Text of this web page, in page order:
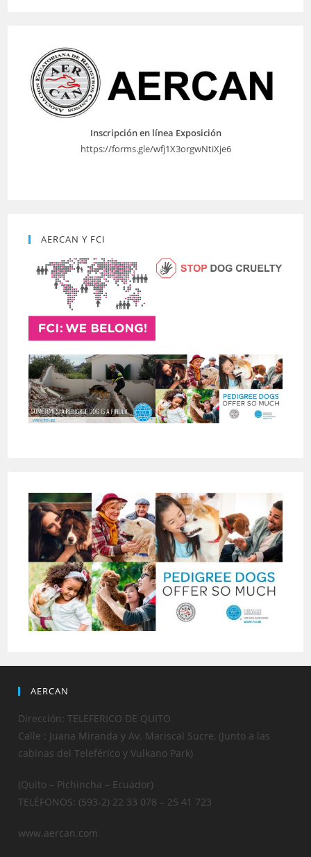
Inscripción en línea Exposición
https://forms.gle/wfj1X3orgwNtiXje6
AERCAN Y FCI
AERCAN
Dirección: TELEFERICO DE QUITO
Calle : Juana Miranda y Av. Mariscal Sucre, (Junto a las
cabinas del Teleférico y Vulkano Park)
(Quito – Pichincha – Ecuador)
TELÉFONOS: (593-2) 22 33 078 – 25 41 723
www.aercan.com